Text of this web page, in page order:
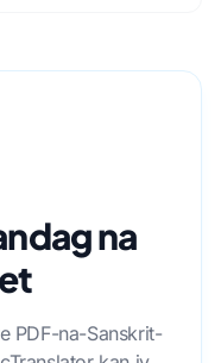
na
PDF-na-Sanskrit-